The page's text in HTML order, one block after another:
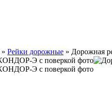
» Рейки дорожные » Дорожная